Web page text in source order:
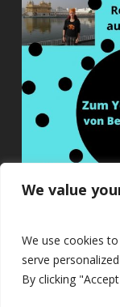
We value
We use cookies
serve
By clicking